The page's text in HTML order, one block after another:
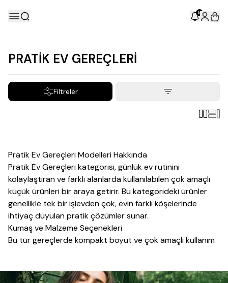
5
PRATİK EV GEREÇLERİ
Filtreler
Pratik Ev Gereçleri Modelleri Hakkında
Pratik Ev Gereçleri kategorisi, günlük ev rutinini
kolaylaştıran ve farklı alanlarda kullanılabilen çok amaçlı
küçük ürünleri bir araya getirir. Bu kategorideki ürünler
genellikle tek bir işlevden çok, evin farklı köşelerinde
ihtiyaç duyulan pratik çözümler sunar.
Kumaş ve Malzeme Seçenekleri
Bu tür gereçlerde kompakt boyut ve çok amaçlı kullanım
yüzeylerde kullanılabilen modeller evin birden fazla